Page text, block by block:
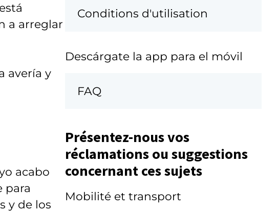
a arreglar
avería y
acabo
para
y de los
Conditions d'utilisation
Descárgate la app para el móvil
FAQ
Présentez-nous vos
réclamations ou suggestions
concernant ces sujets
Mobilité et transport